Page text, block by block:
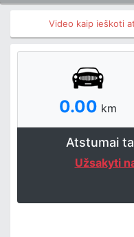
Video kaip ieškoti
0.00 km
Atstumai
Užsakyti